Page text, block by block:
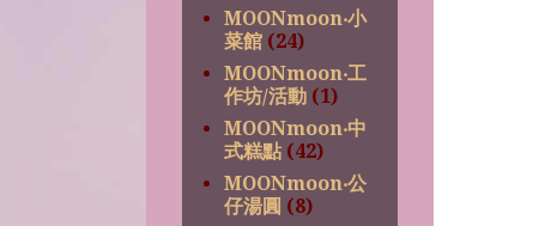
MOONmoon‧小
菜館 (24)
MOONmoon‧工
作坊/活動 (1)
MOONmoon‧中
式糕點 (42)
MOONmoon‧公
仔湯圓 (8)